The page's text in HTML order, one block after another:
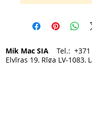
Mik Mac SIA Tel.:
Elvīras 19, Rīga LV-1083,